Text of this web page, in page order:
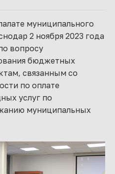
муниципального
2 ноября 2023 года
вопросу
бюджетных
связанным со
по оплате
услуг по
муниципальных